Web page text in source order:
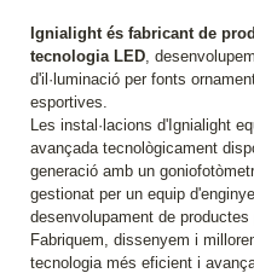
Ignialight és fabricant de
tecnologia LED,
d'il·luminació per fonts
esportives.
Les instal·lacions d'Ignialight
avançada tecnològicament
generació amb un
gestionat per un equip
desenvolupament de
Fabriquem, dissenyem i
tecnologia més eficient i